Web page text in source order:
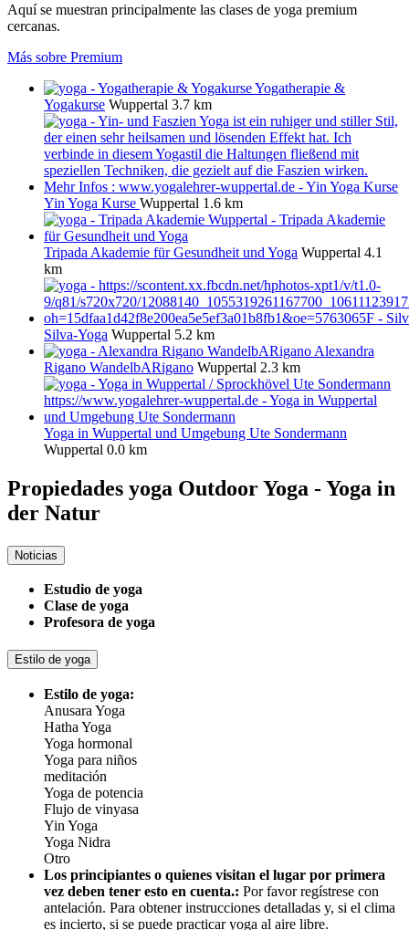
Aquí se muestran principalmente las clases de yoga premium
cercanas.
Más sobre Premium
Yogatherapie &
Yogakurse Wuppertal 3.7 km
Yin Yoga Kurse Wuppertal 1.6 km
Tripada Akademie für Gesundheit und Yoga Wuppertal 4.1
km
Silva-Yoga Wuppertal 5.2 km
Alexandra
Rigano WandelbARigano Wuppertal 2.3 km
Yoga in Wuppertal und Umgebung Ute Sondermann
Wuppertal 0.0 km
Propiedades yoga Outdoor Yoga - Yoga in
der Natur
Noticias
Estudio de yoga
Clase de yoga
Profesora de yoga
Estilo de yoga
Estilo de yoga:
Anusara Yoga
Hatha Yoga
Yoga hormonal
Yoga para niños
meditación
Yoga de potencia
Flujo de vinyasa
Yin Yoga
Yoga Nidra
Otro
Los principiantes o quienes visitan el lugar por primera
vez deben tener esto en cuenta.: Por favor regístrese con
antelación. Para obtener instrucciones detalladas y, si el clima
es incierto, si se puede practicar yoga al aire libre.